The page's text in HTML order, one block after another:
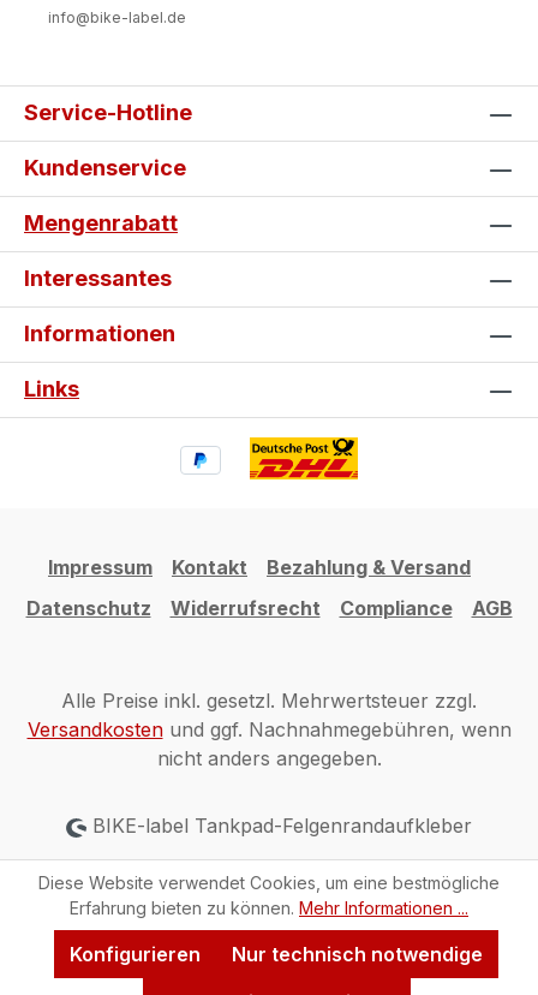
info@bike-label.de
Service-Hotline
Kundenservice
Mengenrabatt
Interessantes
Informationen
Links
Impressum Kontakt
Bezahlung & Versand
Datenschutz
Widerrufsrecht Compliance AGB
Alle Preise inkl. gesetzl. Mehrwertsteuer zzgl.
Versandkostenund ggf. Nachnahmegebühren, wenn
nicht anders angegeben.
BIKE-label Tankpad-Felgenrandaufkleber
Diese Website verwendet Cookies, um eine bestmögliche
Erfahrung bieten zu können. Mehr Informationen ...
Nur technisch notwendige
Konfigurieren